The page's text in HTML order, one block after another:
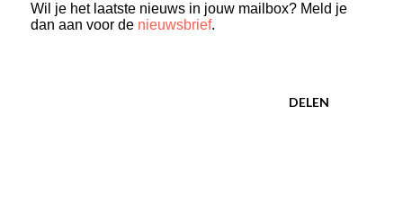
Wil je het laatste nieuws in jouw mailbox? Meld je
dan aan voor de nieuwsbrief.
DELEN